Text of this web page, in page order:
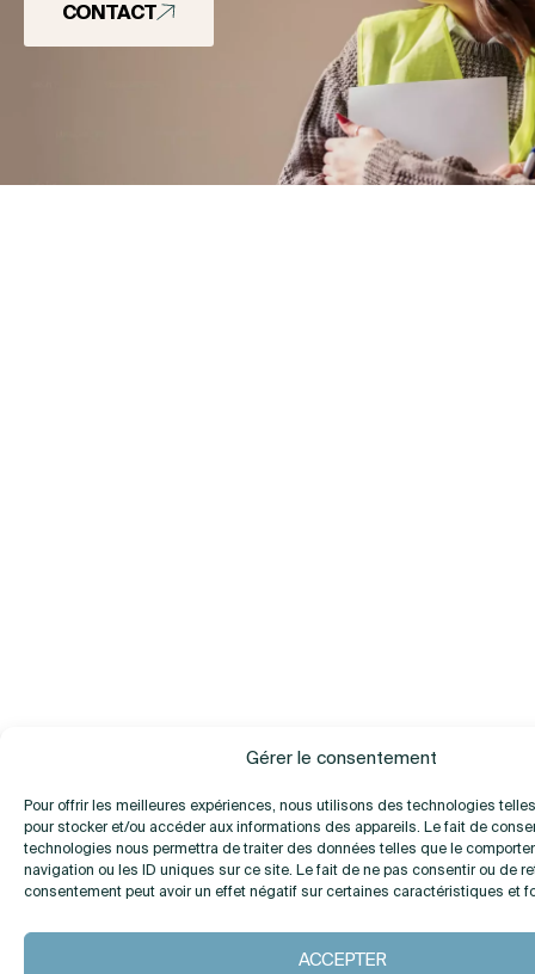
Gérer le consentement
Pour offrir les meilleures expériences, nous utilisons des technologies
pour stocker et/ou accéder aux informations des appareils. Le fait de
technologies nous permettra de traiter des données telles que le
navigation ou les ID uniques sur ce site. Le fait de ne pas consentir ou de
consentement peut avoir un effet négatif sur certaines caractéristiques et
ACCEPTER
CONTACT